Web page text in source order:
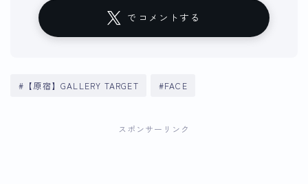
でコメントする
#【原宿】GALLERY TARGET #FACE
スポンサーリンク